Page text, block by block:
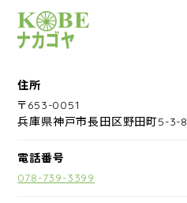
サイクルショップナカゴヤ
住所
〒653-0051
兵庫県神戸市長田区野田町5-3-8
電話番号
078-739-3399